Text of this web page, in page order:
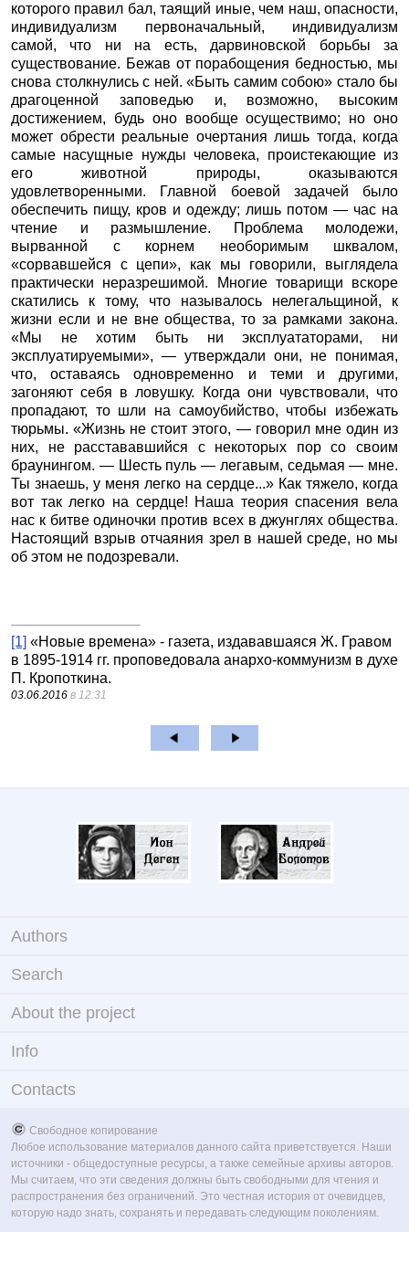
которого правил бал, таящий иные, чем наш, опасности,
индивидуализм первоначальный, индивидуализм
самой, что ни на есть, дарвиновской борьбы за
существование. Бежав от порабощения бедностью, мы
снова столкнулись с ней. «Быть самим собою» стало бы
драгоценной заповедью и, возможно, высоким
достижением, будь оно вообще осуществимо; но оно
может обрести реальные очертания лишь тогда, когда
самые насущные нужды человека, проистекающие из
его животной природы, оказываются
удовлетворенными. Главной боевой задачей было
обеспечить пищу, кров и одежду; лишь потом — час на
чтение и размышление. Проблема молодежи,
вырванной с корнем необоримым шквалом,
«сорвавшейся с цепи», как мы говорили, выглядела
практически неразрешимой. Многие товарищи вскоре
скатились к тому, что называлось нелегальщиной, к
жизни если и не вне общества, то за рамками закона.
«Мы не хотим быть ни эксплуататорами, ни
эксплуатируемыми», — утверждали они, не понимая,
что, оставаясь одновременно и теми и другими,
загоняют себя в ловушку. Когда они чувствовали, что
пропадают, то шли на самоубийство, чтобы избежать
тюрьмы. «Жизнь не стоит этого, — говорил мне один из
них, не расстававшийся с некоторых пор со своим
браунингом. — Шесть пуль — легавым, седьмая — мне.
Ты знаешь, у меня легко на сердце...» Как тяжело, когда
вот так легко на сердце! Наша теория спасения вела
нас к битве одиночки против всех в джунглях общества.
Настоящий взрыв отчаяния зрел в нашей среде, но мы
об этом не подозревали.
[1] «Новые времена» - газета, издававшаяся Ж. Гравом
в 1895-1914 гг. проповедовала анархо-коммунизм в духе
П. Кропоткина.
03.06.2016 в 12:31
Authors
Search
About the project
Info
Contacts
Свободное копирование
Любое использование материалов данного сайта приветствуется. Наши
источники - общедоступные ресурсы, а также семейные архивы авторов.
Мы считаем, что эти сведения должны быть свободными для чтения и
распространения без ограничений. Это честная история от очевидцев,
которую надо знать, сохранять и передавать следующим поколениям.